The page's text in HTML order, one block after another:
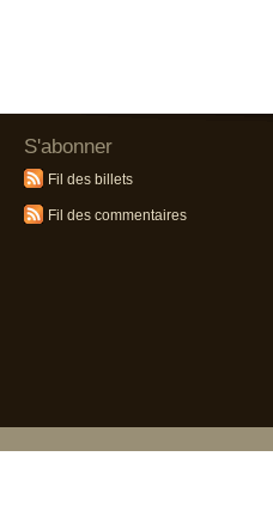
S'abonner
Fil des billets
Fil des commentaires